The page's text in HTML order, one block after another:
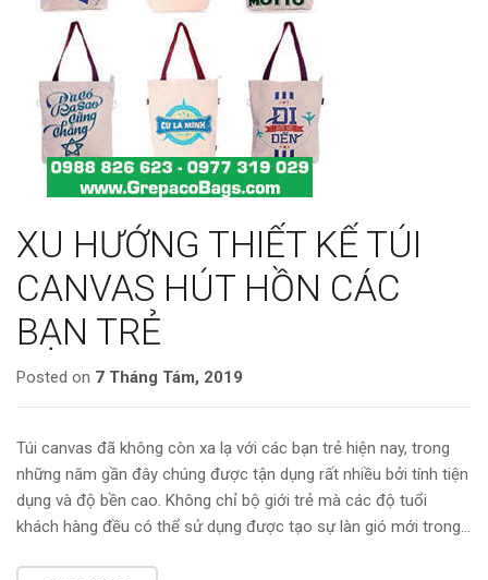
XU HƯỚNG THIẾT KẾ TÚI
CANVAS HÚT HỒN CÁC
BẠN TRẺ
Posted on 7 Tháng Tám, 2019
Túi canvas đã không còn xa lạ với các bạn trẻ hiện nay, trong
những năm gần đây chúng được tận dụng rất nhiều bởi tính tiện
dụng và độ bền cao. Không chỉ bộ giới trẻ mà các độ tuổi
khách hàng đều có thể sử dụng được tạo sự làn gió mới trong…